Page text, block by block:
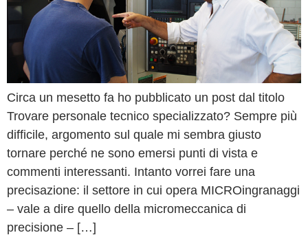
Circa un mesetto fa ho pubblicato un post dal titolo
Trovare personale tecnico specializzato? Sempre più
difficile, argomento sul quale mi sembra giusto
tornare perché ne sono emersi punti di vista e
commenti interessanti. Intanto vorrei fare una
precisazione: il settore in cui opera MICROingranaggi
– vale a dire quello della micromeccanica di
precisione – […]